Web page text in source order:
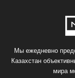
Мы ежедневно
Казахстан
мира